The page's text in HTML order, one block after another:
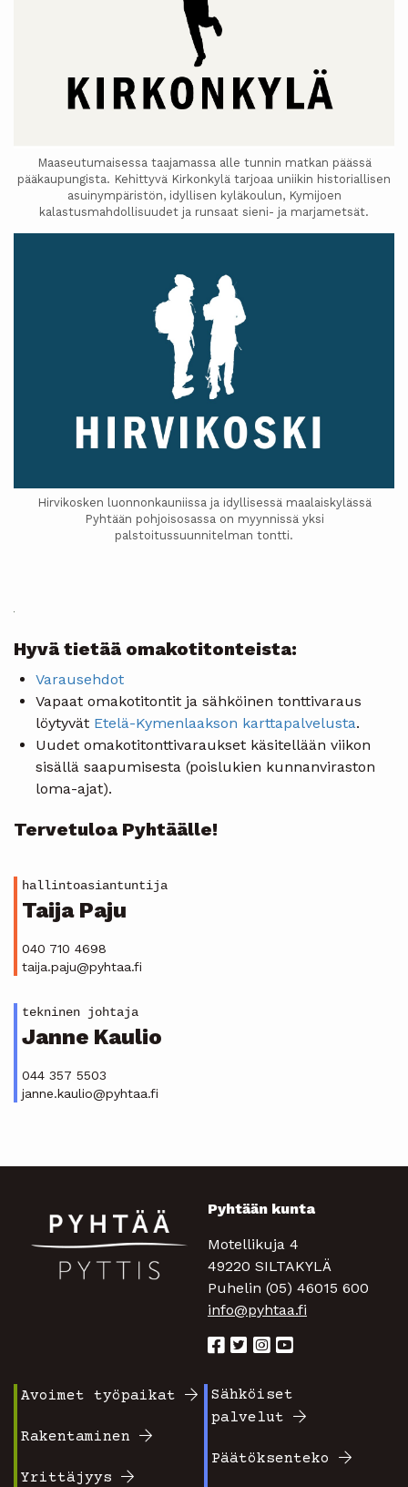
Maaseutumaisessa taajamassa alle tunnin matkan päässä
pääkaupungista. Kehittyvä Kirkonkylä tarjoaa uniikin historiallisen
asuinympäristön, idyllisen kyläkoulun, Kymijoen
kalastusmahdollisuudet ja runsaat sieni- ja marjametsät.
Hirvikosken luonnonkauniissa ja idyllisessä maalaiskylässä
Pyhtään pohjoisosassa on myynnissä yksi
palstoitussuunnitelman tontti.
Hyvä tietää omakotitonteista:
Varausehdot
Vapaat omakotitontit ja sähköinen tonttivaraus
löytyvät Etelä-Kymenlaakson karttapalvelusta.
Uudet omakotitonttivaraukset käsitellään viikon
sisällä saapumisesta (poislukien kunnanviraston
loma-ajat).
Tervetuloa Pyhtäälle!
hallintoasiantuntija
Taija Paju
040 710 4698
taija.paju@pyhtaa.fi
tekninen johtaja
Janne Kaulio
044 357 5503
janne.kaulio@pyhtaa.fi
Pyhtään kunta
Motellikuja 4
49220 SILTAKYLÄ
Puhelin (05) 46015 600
info@pyhtaa.fi
valikko
Avoimet työpaikat
Rakentaminen
Yrittäjyys
Footer
2
Sähköiset
palvelut
Päätöksenteko